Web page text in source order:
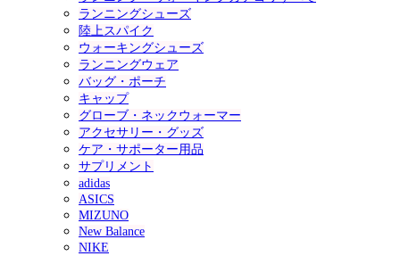
ランニングシューズ
陸上スパイク
ウォーキングシューズ
ランニングウェア
バッグ・ポーチ
キャップ
グローブ・ネックウォーマー
アクセサリー・グッズ
ケア・サポーター用品
サプリメント
adidas
ASICS
MIZUNO
New Balance
NIKE